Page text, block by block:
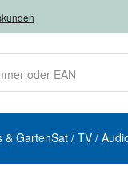
& GartenSat / TV /